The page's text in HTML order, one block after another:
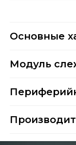
Основные
Модуль